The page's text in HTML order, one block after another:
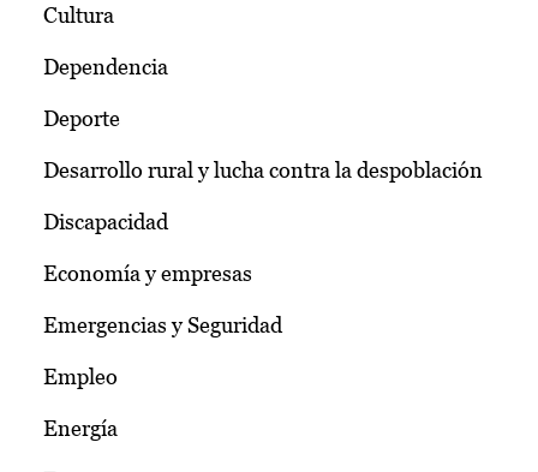
Cultura
Dependencia
Deporte
Desarrollo rural y lucha contra la despoblación
Discapacidad
Economía y empresas
Emergencias y Seguridad
Empleo
Energía